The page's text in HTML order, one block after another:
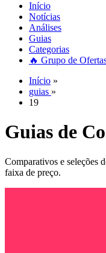
Início
Notícias
Análises
Guias
Categorias
🔥 Grupo de
Início »
guias »
19
Guias de
Comparativos e seleções
faixa de preço.